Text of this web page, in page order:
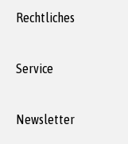
Rechtliches
Service
Newsletter